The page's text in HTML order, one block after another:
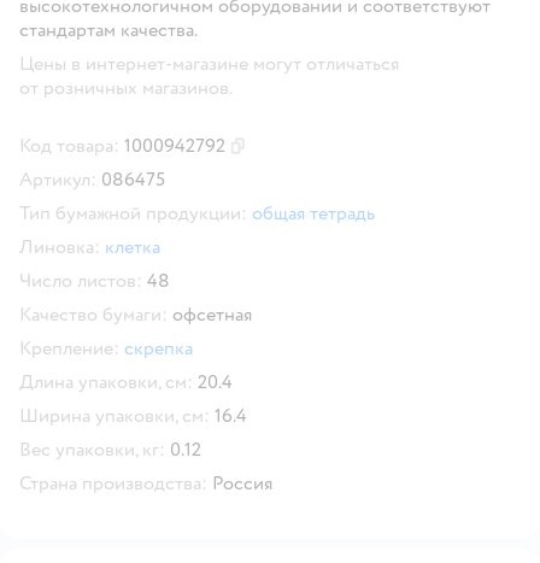
высокотехнологичном оборудовании и соответствуют
стандартам качества.
Цены в интернет-магазине могут отличаться
от розничных магазинов.
Код товара: 1000942792
Артикул: 086475
Тип бумажной продукции: общая тетрадь
Линовка: клетка
Число листов: 48
Качество бумаги: офсетная
Крепление: скрепка
Длина упаковки, см: 20.4
Ширина упаковки, см: 16.4
Вес упаковки, кг: 0.12
Страна производства: Россия